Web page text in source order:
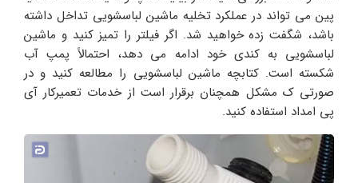
پین می تواند در عملکرد تخلیه ماشین لباسشویی تداخل داشته
باشد، شگفت زده خواهید شد. اگر فیلتر را تمیز کنید و ماشین
لباسشویی به کندی خود ادامه می دهد، احتمالاً پمپ آب
شکسته است. کتابچه ماشین لباسشویی را مطالعه کنید و در
صورتی ک مشکل همچنان برقرار است از خدمات تعمیرکار آی
پی امداد استفاده کنید.